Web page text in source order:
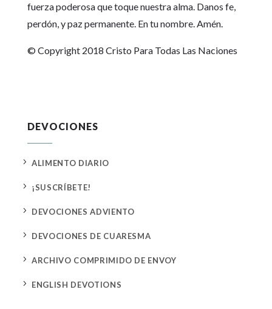
fuerza poderosa que toque nuestra alma. Danos fe,
perdón, y paz permanente. En tu nombre. Amén.
© Copyright 2018 Cristo Para Todas Las Naciones
DEVOCIONES
5 ALIMENTO DIARIO
5 ¡SUSCRÍBETE!
5 DEVOCIONES ADVIENTO
5 DEVOCIONES DE CUARESMA
5 ARCHIVO COMPRIMIDO DE ENVOY
5 ENGLISH DEVOTIONS